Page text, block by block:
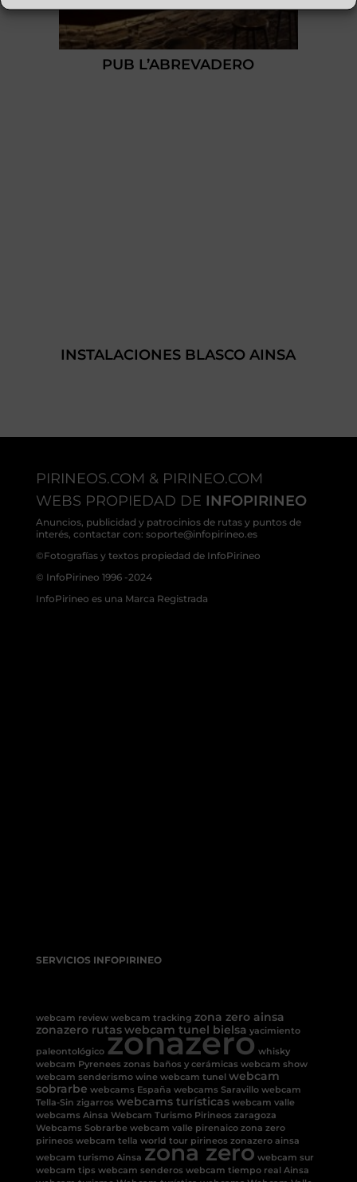
PUB L’ABREVADERO
INSTALACIONES BLASCO AINSA
PIRINEOS.COM & PIRINEO.COM
WEBS PROPIEDAD DE INFOPIRINEO
Anuncios, publicidad y patrocinios de rutas y puntos de
interés, contactar con: soporte@infopirineo.es
©Fotografías y textos propiedad de InfoPirineo
© InfoPirineo 1996 -2024
InfoPirineo es una Marca Registrada
SERVICIOS INFOPIRINEO
webcam review webcam tracking zona zero ainsa
zonazero rutas webcam tunel bielsa yacimiento
paleontológico zonazero whisky
webcam Pyrenees zonas baños y cerámicas webcam show
webcam senderismo wine webcam tunel webcam
sobrarbe webcams España webcams Saravillo webcam
Tella-Sin zigarros webcams turísticas webcam valle
webcams Ainsa Webcam Turismo Pirineos zaragoza
Webcams Sobrarbe webcam valle pirenaico zona zero
pirineos webcam tella world tour pirineos zonazero ainsa
webcam turismo Ainsa zona zero webcam sur
webcam tips webcam senderos webcam tiempo real Ainsa